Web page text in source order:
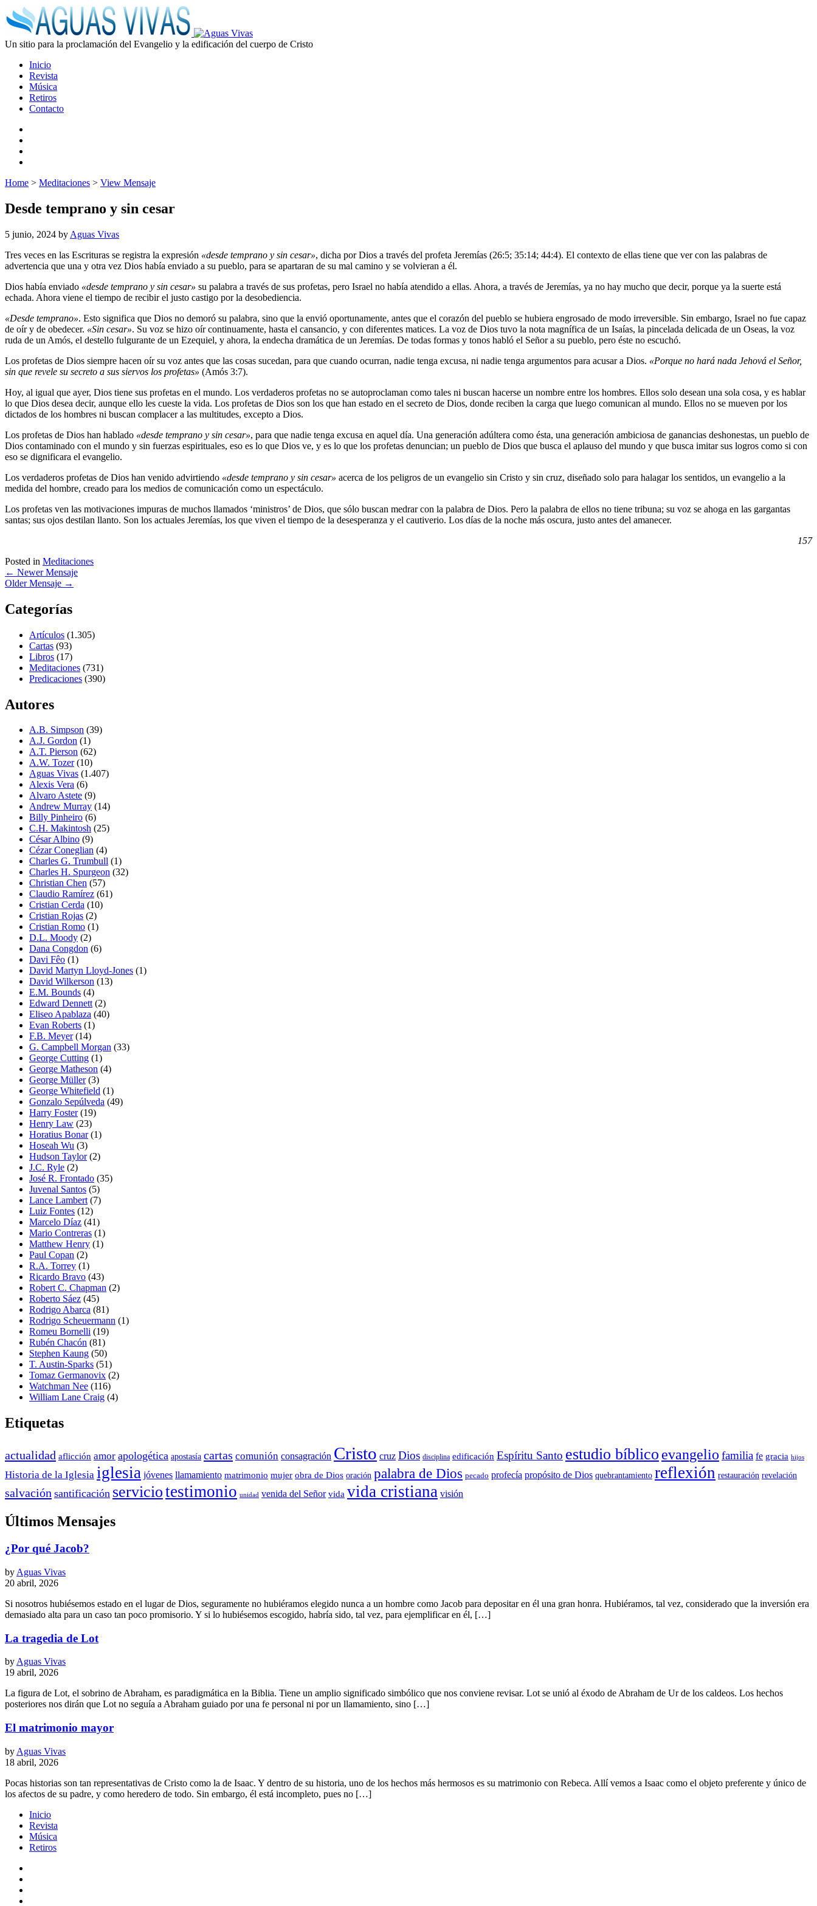
Un sitio para la proclamación del Evangelio y la edificación del cuerpo de Cristo
Inicio
Revista
Música
Retiros
Contacto
Home > Meditaciones > View Mensaje
Desde temprano y sin cesar
5 junio, 2024 by Aguas Vivas
Tres veces en las Escrituras se registra la expresión «desde temprano y sin cesar», dicha por Dios a través del profeta Jeremías (26:5; 35:14; 44:4). El contexto de ellas tiene que ver con las palabras de
advertencia que una y otra vez Dios había enviado a su pueblo, para se apartaran de su mal camino y se volvieran a él.
Dios había enviado «desde temprano y sin cesar» su palabra a través de sus profetas, pero Israel no había atendido a ellas. Ahora, a través de Jeremías, ya no hay mucho que decir, porque ya la suerte está
echada. Ahora viene el tiempo de recibir el justo castigo por la desobediencia.
«Desde temprano». Esto significa que Dios no demoró su palabra, sino que la envió oportunamente, antes que el corazón del pueblo se hubiera engrosado de modo irreversible. Sin embargo, Israel no fue capaz
de oír y de obedecer. «Sin cesar». Su voz se hizo oír continuamente, hasta el cansancio, y con diferentes matices. La voz de Dios tuvo la nota magnífica de un Isaías, la pincelada delicada de un Oseas, la voz
ruda de un Amós, el destello fulgurante de un Ezequiel, y ahora, la endecha dramática de un Jeremías. De todas formas y tonos habló el Señor a su pueblo, pero éste no escuchó.
Los profetas de Dios siempre hacen oír su voz antes que las cosas sucedan, para que cuando ocurran, nadie tenga excusa, ni nadie tenga argumentos para acusar a Dios. «Porque no hará nada Jehová el Señor,
sin que revele su secreto a sus siervos los profetas» (Amós 3:7).
Hoy, al igual que ayer, Dios tiene sus profetas en el mundo. Los verdaderos profetas no se autoproclaman como tales ni buscan hacerse un nombre entre los hombres. Ellos solo desean una sola cosa, y es hablar
lo que Dios desea decir, aunque ello les cueste la vida. Los profetas de Dios son los que han estado en el secreto de Dios, donde reciben la carga que luego comunican al mundo. Ellos no se mueven por los
dictados de los hombres ni buscan complacer a las multitudes, excepto a Dios.
Los profetas de Dios han hablado «desde temprano y sin cesar», para que nadie tenga excusa en aquel día. Una generación adúltera como ésta, una generación ambiciosa de ganancias deshonestas, un pueblo de
Dios contaminado con el mundo y sin fuerzas espirituales, eso es lo que Dios ve, y es lo que los profetas denuncian; un pueblo de Dios que busca el aplauso del mundo y que busca imitar sus logros como si con
eso se dignificara el evangelio.
Los verdaderos profetas de Dios han venido advirtiendo «desde temprano y sin cesar» acerca de los peligros de un evangelio sin Cristo y sin cruz, diseñado solo para halagar los sentidos, un evangelio a la
medida del hombre, creado para los medios de comunicación como un espectáculo.
Los profetas ven las motivaciones impuras de muchos llamados ‘ministros’ de Dios, que sólo buscan medrar con la palabra de Dios. Pero la palabra de ellos no tiene tribuna; su voz se ahoga en las gargantas
santas; sus ojos destilan llanto. Son los actuales Jeremías, los que viven el tiempo de la desesperanza y el cautiverio. Los días de la noche más oscura, justo antes del amanecer.
157
Posted in Meditaciones
← Newer Mensaje
Older Mensaje →
Categorías
Artículos (1.305)
Cartas (93)
Libros (17)
Meditaciones (731)
Predicaciones (390)
Autores
A.B. Simpson (39)
A.J. Gordon (1)
A.T. Pierson (62)
A.W. Tozer(10)
Aguas Vivas (1.407)
Alexis Vera (6)
Alvaro Astete (9)
Andrew Murray (14)
Billy Pinheiro (6)
C.H. Makintosh (25)
César Albino (9)
Cézar Coneglian (4)
Charles G. Trumbull (1)
Charles H. Spurgeon (32)
Christian Chen (57)
Claudio Ramírez (61)
Cristian Cerda (10)
Cristian Rojas (2)
Cristian Romo (1)
D.L. Moody (2)
Dana Congdon (6)
Davi Fêo (1)
David Martyn Lloyd-Jones (1)
David Wilkerson (13)
E.M. Bounds (4)
Edward Dennett(2)
Eliseo Apablaza (40)
Evan Roberts (1)
F.B. Meyer(14)
G. Campbell Morgan (33)
George Cutting (1)
George Matheson (4)
George Müller(3)
George Whitefield (1)
Gonzalo Sepúlveda (49)
Harry Foster(19)
Henry Law (23)
Horatius Bonar(1)
Hoseah Wu (3)
Hudson Taylor(2)
J.C. Ryle (2)
José R. Frontado (35)
Juvenal Santos (5)
Lance Lambert(7)
Luiz Fontes (12)
Marcelo Díaz (41)
Mario Contreras (1)
Matthew Henry (1)
Paul Copan (2)
R.A. Torrey (1)
Ricardo Bravo (43)
Robert C. Chapman (2)
Roberto Sáez (45)
Rodrigo Abarca (81)
Rodrigo Scheuermann (1)
Romeu Bornelli (19)
Rubén Chacón (81)
Stephen Kaung (50)
T. Austin-Sparks (51)
Tomaz Germanovix (2)
Watchman Nee (116)
William Lane Craig (4)
Etiquetas
actualidad aflicción amor apologética apostasía cartas comunión consagración Cristo cruz Dios disciplina edificación Espíritu Santo estudio bíblico evangelio familia fe gracia hijos
Historia de la Iglesia iglesia jóvenes llamamiento matrimonio mujer obra de Dios oración palabra de Dios pecado profecía propósito de Dios quebrantamiento reflexión restauración revelación
salvación santificación serviciotestimonio unidad venida del Señor vida vida cristiana visión
Últimos Mensajes
¿Por qué Jacob?
by Aguas Vivas
20 abril, 2026
Si nosotros hubiésemos estado en el lugar de Dios, seguramente no hubiéramos elegido nunca a un hombre como Jacob para depositar en él una gran honra. Hubiéramos, tal vez, considerado que la inversión era
demasiado alta para un caso tan poco promisorio. Y si lo hubiésemos escogido, habría sido, tal vez, para ejemplificar en él, […]
La tragedia de Lot
by Aguas Vivas
19 abril, 2026
La figura de Lot, el sobrino de Abraham, es paradigmática en la Biblia. Tiene un amplio significado simbólico que nos conviene revisar. Lot se unió al éxodo de Abraham de Ur de los caldeos. Los hechos
posteriores nos dirán que Lot no seguía a Abraham guiado por una fe personal ni por un llamamiento, sino […]
El matrimonio mayor
by Aguas Vivas
18 abril, 2026
Pocas historias son tan representativas de Cristo como la de Isaac. Y dentro de su historia, uno de los hechos más hermosos es su matrimonio con Rebeca. Allí vemos a Isaac como el objeto preferente y único de
los afectos de su padre, y como heredero de todo. Sin embargo, él está incompleto, pues no […]
Inicio
Revista
Música
Retiros